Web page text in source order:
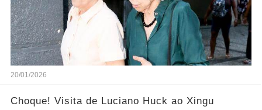
20/01/2026
Choque! Visita de Luciano Huck ao Xingu